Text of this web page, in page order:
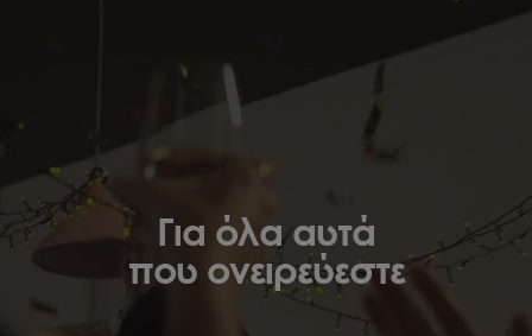
Για όλα αυτά
που ονειρεύεστε